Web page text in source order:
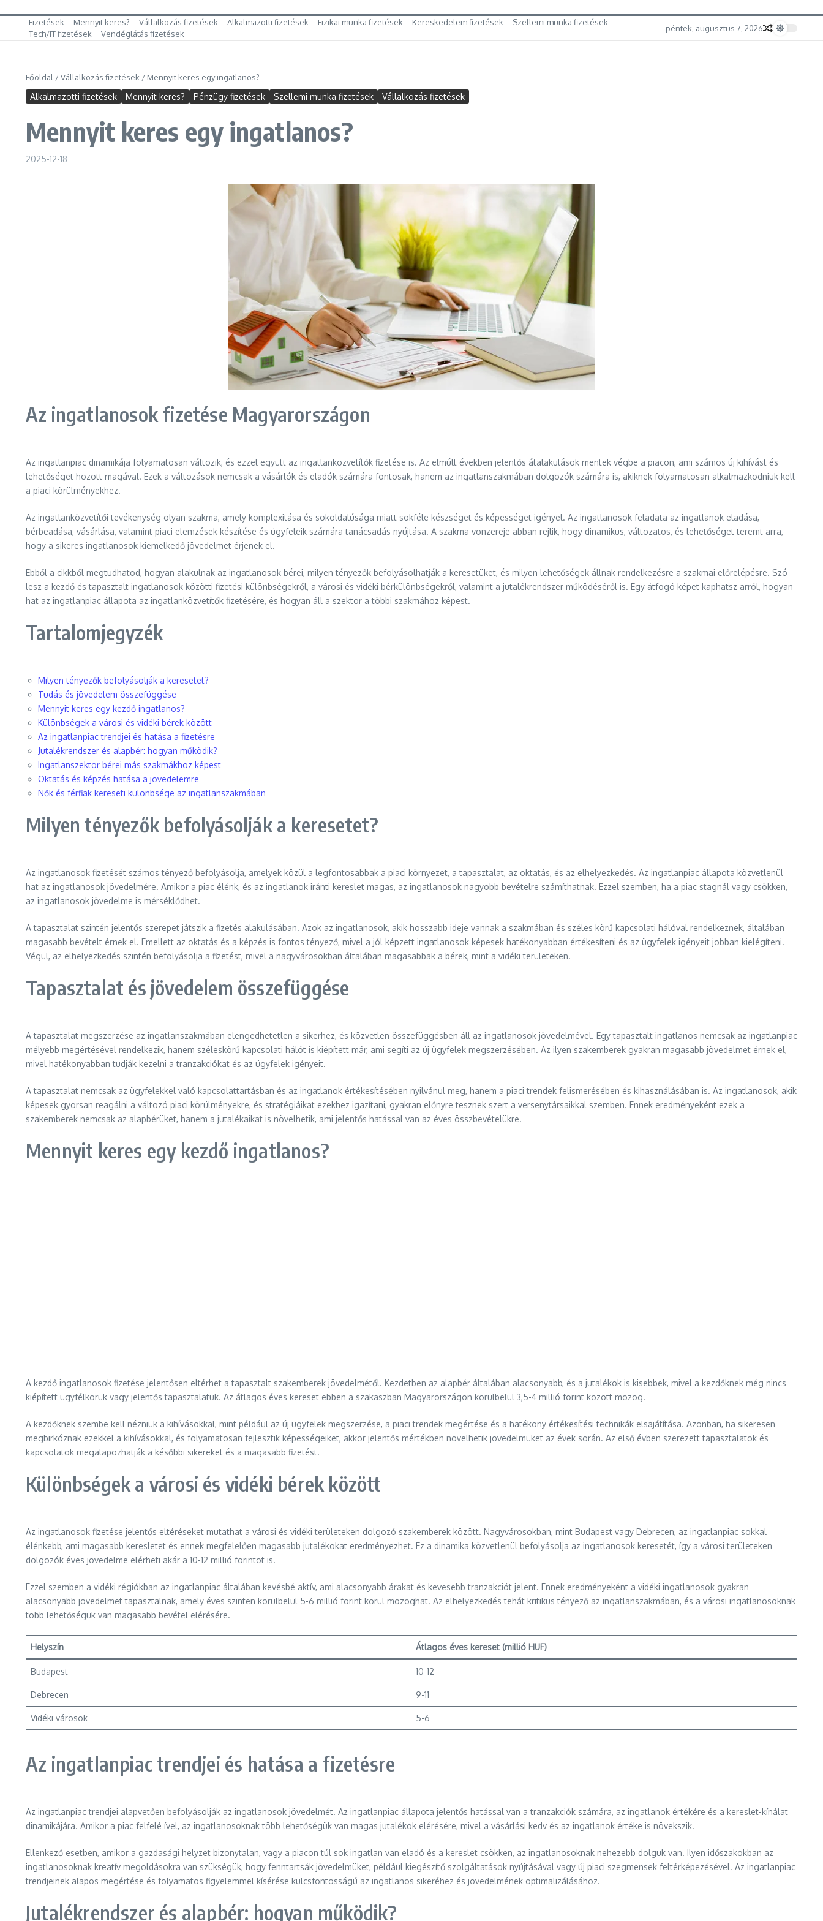
Fizetések Mennyit keres? Vállalkozás fizetések Alkalmazotti fizetések Fizikai munka fizetések Kereskedelem fizetések
Szellemi munka fizetések
Tech/IT fizetések
Vendéglátás fizetések
péntek, augusztus 7, 2026
Főoldal /Vállalkozás fizetések / Mennyit keres egy ingatlanos?
Alkalmazotti fizetések Mennyit keres? Pénzügy fizetések Szellemi munka fizetések Vállalkozás fizetések
Mennyit keres egy ingatlanos?
2025-12-18
Az ingatlanosok fizetése Magyarországon
Az ingatlanpiac dinamikája folyamatosan változik, és ezzel együtt az ingatlanközvetítők fizetése is. Az elmúlt években jelentős átalakulások mentek végbe a piacon, ami számos új kihívást és
lehetőséget hozott magával. Ezek a változások nemcsak a vásárlók és eladók számára fontosak, hanem az ingatlanszakmában dolgozók számára is, akiknek folyamatosan alkalmazkodniuk kell
a piaci körülményekhez.
Az ingatlanközvetítői tevékenység olyan szakma, amely komplexitása és sokoldalúsága miatt sokféle készséget és képességet igényel. Az ingatlanosok feladata az ingatlanok eladása,
bérbeadása, vásárlása, valamint piaci elemzések készítése és ügyfeleik számára tanácsadás nyújtása. A szakma vonzereje abban rejlik, hogy dinamikus, változatos, és lehetőséget teremt arra,
hogy a sikeres ingatlanosok kiemelkedő jövedelmet érjenek el.
Ebből a cikkből megtudhatod, hogyan alakulnak az ingatlanosok bérei, milyen tényezők befolyásolhatják a keresetüket, és milyen lehetőségek állnak rendelkezésre a szakmai előrelépésre. Szó
lesz a kezdő és tapasztalt ingatlanosok közötti fizetési különbségekről, a városi és vidéki bérkülönbségekről, valamint a jutalékrendszer működéséről is. Egy átfogó képet kaphatsz arról, hogyan
hat az ingatlanpiac állapota az ingatlanközvetítők fizetésére, és hogyan áll a szektor a többi szakmához képest.
Tartalomjegyzék
Milyen tényezők befolyásolják a keresetet?
Tudás és jövedelem összefüggése
Mennyit keres egy kezdő ingatlanos?
Különbségek a városi és vidéki bérek között
Az ingatlanpiac trendjei és hatása a fizetésre
Jutalékrendszer és alapbér: hogyan működik?
Ingatlanszektor bérei más szakmákhoz képest
Oktatás és képzés hatása a jövedelemre
Nők és férfiak kereseti különbsége az ingatlanszakmában
Milyen tényezők befolyásolják a keresetet?
Az ingatlanosok fizetését számos tényező befolyásolja, amelyek közül a legfontosabbak a piaci környezet, a tapasztalat, az oktatás, és az elhelyezkedés. Az ingatlanpiac állapota közvetlenül
hat az ingatlanosok jövedelmére. Amikor a piac élénk, és az ingatlanok iránti kereslet magas, az ingatlanosok nagyobb bevételre számíthatnak. Ezzel szemben, ha a piac stagnál vagy csökken,
az ingatlanosok jövedelme is mérséklődhet.
A tapasztalat szintén jelentős szerepet játszik a fizetés alakulásában. Azok az ingatlanosok, akik hosszabb ideje vannak a szakmában és széles körű kapcsolati hálóval rendelkeznek, általában
magasabb bevételt érnek el. Emellett az oktatás és a képzés is fontos tényező, mivel a jól képzett ingatlanosok képesek hatékonyabban értékesíteni és az ügyfelek igényeit jobban kielégíteni.
Végül, az elhelyezkedés szintén befolyásolja a fizetést, mivel a nagyvárosokban általában magasabbak a bérek, mint a vidéki területeken.
Tapasztalat és jövedelem összefüggése
A tapasztalat megszerzése az ingatlanszakmában elengedhetetlen a sikerhez, és közvetlen összefüggésben áll az ingatlanosok jövedelmével. Egy tapasztalt ingatlanos nemcsak az ingatlanpiac
mélyebb megértésével rendelkezik, hanem széleskörű kapcsolati hálót is kiépített már, ami segíti az új ügyfelek megszerzésében. Az ilyen szakemberek gyakran magasabb jövedelmet érnek el,
mivel hatékonyabban tudják kezelni a tranzakciókat és az ügyfelek igényeit.
A tapasztalat nemcsak az ügyfelekkel való kapcsolattartásban és az ingatlanok értékesítésében nyilvánul meg, hanem a piaci trendek felismerésében és kihasználásában is. Az ingatlanosok, akik
képesek gyorsan reagálni a változó piaci körülményekre, és stratégiáikat ezekhez igazítani, gyakran előnyre tesznek szert a versenytársaikkal szemben. Ennek eredményeként ezek a
szakemberek nemcsak az alapbérüket, hanem a jutalékaikat is növelhetik, ami jelentős hatással van az éves összbevételükre.
Mennyit keres egy kezdő ingatlanos?
A kezdő ingatlanosok fizetése jelentősen eltérhet a tapasztalt szakemberek jövedelmétől. Kezdetben az alapbér általában alacsonyabb, és a jutalékok is kisebbek, mivel a kezdőknek még nincs
kiépített ügyfélkörük vagy jelentős tapasztalatuk. Az átlagos éves kereset ebben a szakaszban Magyarországon körülbelül 3,5-4 millió forint között mozog.
A kezdőknek szembe kell nézniük a kihívásokkal, mint például az új ügyfelek megszerzése, a piaci trendek megértése és a hatékony értékesítési technikák elsajátítása. Azonban, ha sikeresen
megbirkóznak ezekkel a kihívásokkal, és folyamatosan fejlesztik képességeiket, akkor jelentős mértékben növelhetik jövedelmüket az évek során. Az első évben szerezett tapasztalatok és
kapcsolatok megalapozhatják a későbbi sikereket és a magasabb fizetést.
Különbségek a városi és vidéki bérek között
Az ingatlanosok fizetése jelentős eltéréseket mutathat a városi és vidéki területeken dolgozó szakemberek között. Nagyvárosokban, mint Budapest vagy Debrecen, az ingatlanpiac sokkal
élénkebb, ami magasabb keresletet és ennek megfelelően magasabb jutalékokat eredményezhet. Ez a dinamika közvetlenül befolyásolja az ingatlanosok keresetét, így a városi területeken
dolgozók éves jövedelme elérheti akár a 10-12 millió forintot is.
Ezzel szemben a vidéki régiókban az ingatlanpiac általában kevésbé aktív, ami alacsonyabb árakat és kevesebb tranzakciót jelent. Ennek eredményeként a vidéki ingatlanosok gyakran
alacsonyabb jövedelmet tapasztalnak, amely éves szinten körülbelül 5-6 millió forint körül mozoghat. Az elhelyezkedés tehát kritikus tényező az ingatlanszakmában, és a városi ingatlanosoknak
több lehetőségük van magasabb bevétel elérésére.
Helyszín Átlagos éves kereset (millió HUF)
Budapest 10-12
Debrecen 9-11
Vidéki városok 5-6
Az ingatlanpiac trendjei és hatása a fizetésre
Az ingatlanpiac trendjei alapvetően befolyásolják az ingatlanosok jövedelmét. Az ingatlanpiac állapota jelentős hatással van a tranzakciók számára, az ingatlanok értékére és a kereslet-kínálat
dinamikájára. Amikor a piac felfelé ível, az ingatlanosoknak több lehetőségük van magas jutalékok elérésére, mivel a vásárlási kedv és az ingatlanok értéke is növekszik.
Ellenkező esetben, amikor a gazdasági helyzet bizonytalan, vagy a piacon túl sok ingatlan van eladó és a kereslet csökken, az ingatlanosoknak nehezebb dolguk van. Ilyen időszakokban az
ingatlanosoknak kreatív megoldásokra van szükségük, hogy fenntartsák jövedelmüket, például kiegészítő szolgáltatások nyújtásával vagy új piaci szegmensek feltérképezésével. Az ingatlanpiac
trendjeinek alapos megértése és folyamatos figyelemmel kísérése kulcsfontosságú az ingatlanos sikeréhez és jövedelmének optimalizálásához.
Jutalékrendszer és alapbér: hogyan működik?